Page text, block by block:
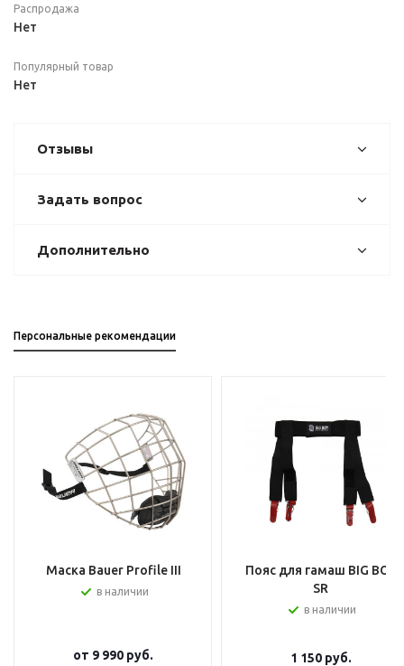
Распродажа
Нет
Популярный товар
Нет
Отзывы
Задать вопрос
Дополнительно
Персональные рекомендации
Маска Bauer Profile III
в наличии
от 9 990 руб.
Пояс для гамаш BIG BOY
SR
в наличии
1 150руб.